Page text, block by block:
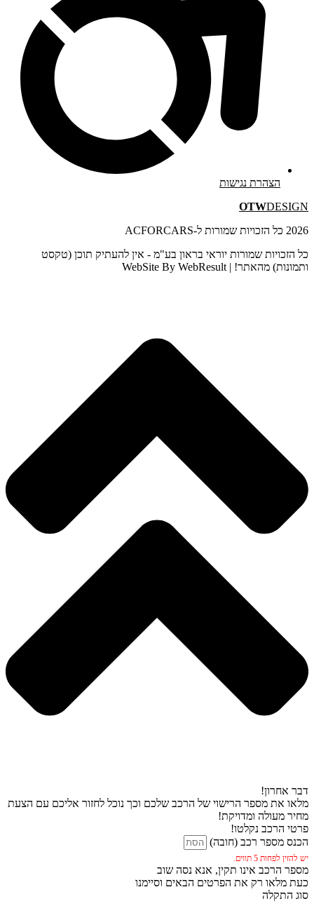
הצהרת נגישות
OTWDESIGN
2026 כל הזכויות שמורות ל-ACFORCARS
כל הזכויות שמורות יוראי בראון בע"מ - אין להעתיק תוכן (טקסט
ותמונות) מהאתר! | WebSite By WebResult
דבר אחרון!
מלאו את מספר הרישוי של הרכב שלכם וכך נוכל לחזור אליכם עם הצעת
מחיר מעולה ומדויקת!
פרטי הרכב נקלטו!
הכנס מספר רכב (חובה)
יש להזין לפחות 5 תווים.
מספר הרכב אינו תקין, אנא נסה שוב
כעת מלאו רק את הפרטים הבאים וסיימנו
סוג התקלה